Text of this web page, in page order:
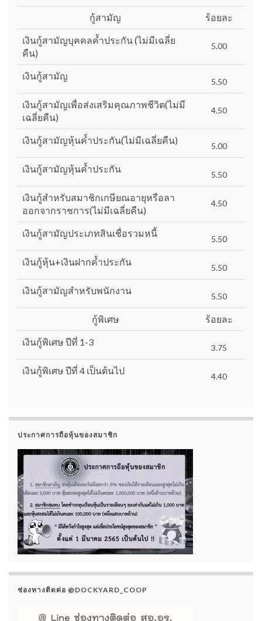
กู้สามัญ ร้อยละ
เงินกู้สามัญบุคคลค้ำประกัน (ไม่มีเฉลี่ย
คืน)
5.00
เงินกู้สามัญ
5.50
เงินกู้สามัญเพื่อส่งเสริมคุณภาพชีวิต(ไม่มี
เฉลี่ยคืน)
4.50
เงินกู้สามัญหุ้นค้ำประกัน(ไม่มีเฉลี่ยคืน)
5.00
เงินกู้สามัญหุ้นค้ำประกัน
5.50
เงินกู้สำหรับสมาชิกเกษียณอายุหรือลา
ออกจากราชการ(ไม่มีเฉลี่ยคืน)
4.50
เงินกู้สามัญประเภทสินเชื่อรวมหนี้
5.50
เงินกู้หุ้น+เงินฝากค้ำประกัน
5.50
เงินกู้สามัญสำหรับพนักงาน
5.50
กู้พิเศษ ร้อยละ
เงินกู้พิเศษ ปีที่ 1-3
3.75
เงินกู้พิเศษ ปีที่ 4 เป็นต้นไป
4.40
ประกาศการถือหุ้นของสมาชิก
ช่องทางติดต่อ @DOCKYARD_COOP